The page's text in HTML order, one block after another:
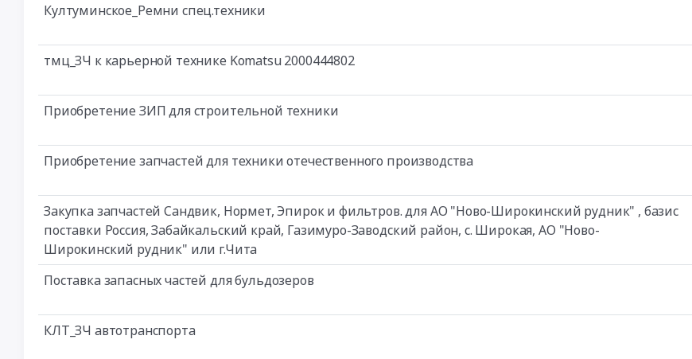
Култуминское_Ремни спец.техники
тмц_ЗЧ к карьерной технике Komatsu 2000444802
Приобретение ЗИП для строительной техники
Приобретение запчастей для техники отечественного производства
Закупка запчастей Сандвик, Нормет, Эпирок и фильтров. для АО "Ново-Широкинский рудник" , базис
поставки Россия, Забайкальский край, Газимуро-Заводский район, с. Широкая, АО "Ново-
Широкинский рудник" или г.Чита
Поставка запасных частей для бульдозеров
КЛТ_ЗЧ автотранспорта